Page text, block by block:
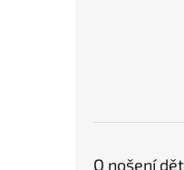
O nošení